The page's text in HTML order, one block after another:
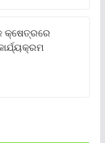
କ୍ଷେତ୍ରରେ